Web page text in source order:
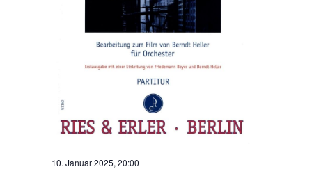
10. Januar 2025, 20:00